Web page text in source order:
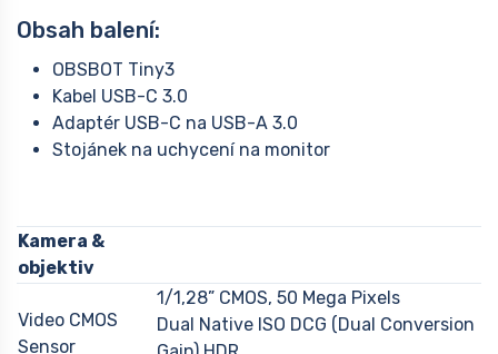
Obsah balení:
OBSBOT Tiny3
Kabel USB-C 3.0
Adaptér USB-C na USB-A 3.0
Stojánek na uchycení na monitor
Kamera &
objektiv
Video CMOS
Sensor
1/1,28” CMOS, 50 Mega Pixels
Dual Native ISO DCG (Dual Conversion